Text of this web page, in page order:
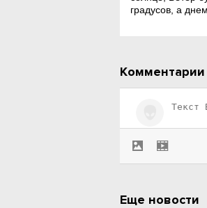
градусов, а
Комментарии
Еще новости